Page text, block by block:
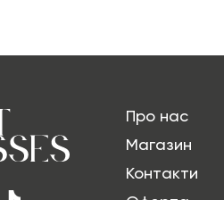
Про нас
Магазин
Контакти